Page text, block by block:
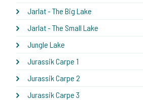
Jarlat - The Big Lake
Jarlat - The Small Lake
Jungle Lake
Jurassik Carpe 1
Jurassik Carpe 2
Jurassik Carpe 3